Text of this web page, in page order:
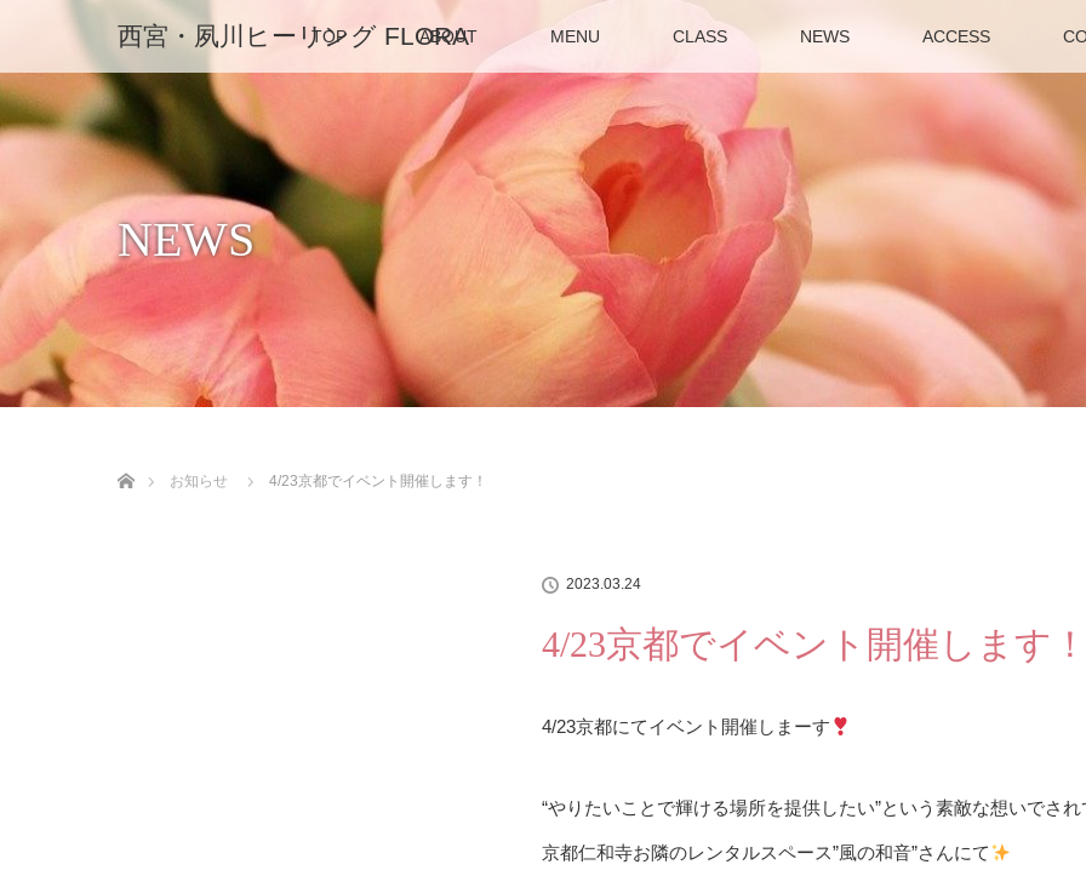
西宮・夙川ヒーリング FLORA
TOP ABOUT MENU CLASS NEWS ACCESS
NEWS
お知らせ
4/23京都でイベント開催します！
2023.03.24
4/23京都でイベント開催します！
4/23京都にてイベント開催しまーす
“やりたいことで輝ける場所を提供したい”という素敵な想いでされ
京都仁和寺お隣のレンタルスペース”風の和音”さんにて